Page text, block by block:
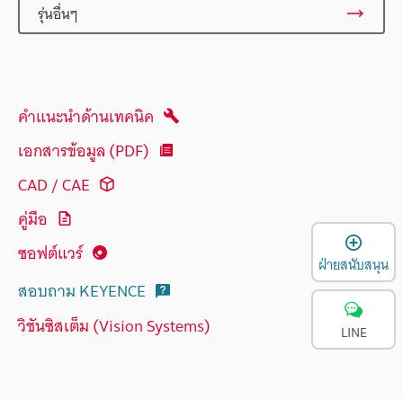
รุ่นอื่นๆ
คำแนะนำด้านเทคนิค
เอกสารข้อมูล (PDF)
CAD / CAE
คู่มือ
ซอฟต์แวร์
สอบถาม KEYENCE
วิชันซิสเต็ม (Vision Systems)
ฝ่ายสนับสนุน
LINE